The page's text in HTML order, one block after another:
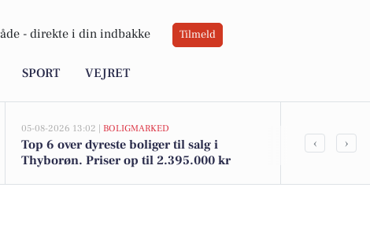
- direkte i din indbakke Tilmeld
SPORT VEJRET
05-08-2026 13:02 | BOLIGMARKED
Top 6 over dyreste boliger til salg i
Thyborøn. Priser op til 2.395.000 kr
Oplev
‹ ›